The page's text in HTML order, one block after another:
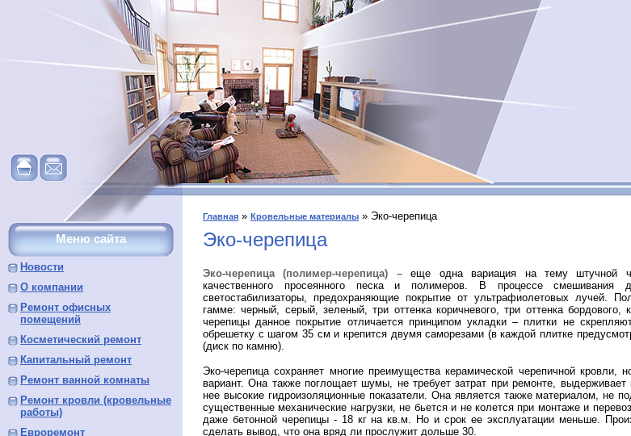
Меню сайта
Новости
О компании
Ремонт офисных
помещений
Косметический ремонт
Капитальный ремонт
Ремонт ванной комнаты
Ремонт кровли (кровельные
работы)
Евроремонт
Главная » Кровельные материалы » Эко-черепица
Эко-черепица
Эко-черепица (полимер-черепица) –еще одна вариация на тему штучной
качественного просеянного песка и полимеров. В процессе смешивания
светостабилизаторы, предохраняющие покрытие от ультрафиолетовых лучей.
гамме: черный, серый, зеленый, три оттенка коричневого, три оттенка
черепицы данное покрытие отличается принципом укладки – плитки не
обрешетку с шагом 35 см и крепится двумя саморезами (в каждой плитке
(диск по камню).
Эко-черепица сохраняет многие преимущества керамической черепичной
вариант. Она также поглощает шумы, не требует затрат при ремонте,
нее высокие гидроизоляционные показатели. Она является также материалом, не
существенные механические нагрузки, не бьется и не колется при монтаже и
даже бетонной черепицы - 18 кг на кв.м. Но и срок ее эксплуатации меньше.
сделать вывод, что она вряд ли прослужит дольше 30.